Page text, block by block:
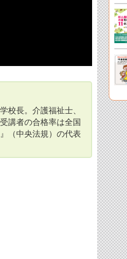
校長。介護福祉士、
講者の合格率は全国
（中央法規）の代表